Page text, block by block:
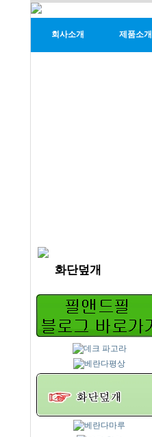
회사소개 제품소개
화단덮개